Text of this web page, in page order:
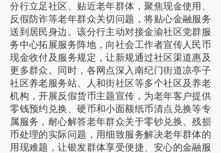
分行立足社区、贴近老年群体，聚焦现金使用、
反假防诈等老年群众关切问题，将贴心金融服务
送到居民身边。该分行主动对接金渝社区党群服
务中心拓展服务阵地，向社会工作者宣传人民币
现金收付及服务规定，让新规通过社区渠道惠及
更多群众。同时，各网点深入南纪门街道凉亭子
社区养老服务站、人和街社区等多个社区及养老
机构，开展反假货币主题宣传，为老年客户提供
零钱预约兑换、硬币和小面额纸币清点兑换等专
属服务，耐心解答老年群众关于零钞兑换、残损
币处理的实际问题，用细致服务解决老年群体的
用现难题，让银发群体享受便捷、安心的金融服